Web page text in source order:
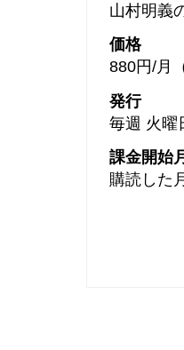
山村明義
価格
880円/月
発行
毎週 火曜
課金開始月
購読した